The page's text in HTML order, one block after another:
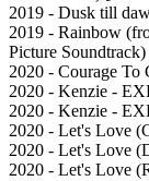
2019 - Dusk till
2019 - Rainbow
Picture Soundtrack)
2020 - Courage To
2020 - Kenzie -
2020 - Kenzie -
2020 - Let's Love
2020 - Let's Love
2020 - Let's Love